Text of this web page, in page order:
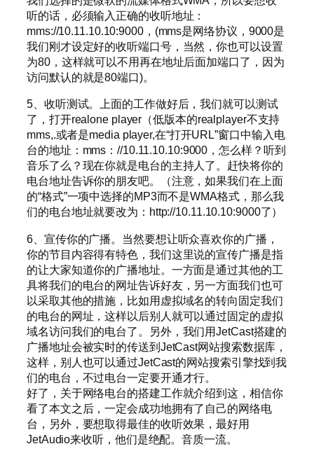
听的话，必须输入正确的收听地址：
mms://10.11.10.10:9000，(mms是网络协议，9000是
我们刚才设定好的收听端口号，当然，你也可以设置
为80，这样就可以不用再在地址后面加端口了，因为
访问默认的就是80端口)。
5、收听测试。上面的工作做好后，我们就可以测试
了，打开realone player（低版本的realplayer不支持
mms,.或者是media player,在“打开URL”窗口中输入电
台的地址：mms：//10.11.10.10:9000，怎么样？听到
音乐了么？现在你就是电台的主持人了。赶快将你的
电台地址告诉你的朋友吧。（注意，如果我们在上面
的“格式”一项中选择的MP3而不是WMA格式，那么我
们的电台地址就要改为：http://10.11.10.10:9000了）
6、宣传你的广播。当然要想让听众喜欢你的广播，
你的节目内容得有特色，我们这里说的宣传广播是指
的让大家知道你的广播地址。一方面是通过其他的工
具将我们的电台的网址告诉好友，另一方面我们也可
以采取其他的措施，比如用虚拟域名的转向固定我们
的电台的网址，这样以后别人就可以通过固定的虚拟
域名访问我们的电台了。另外，我们用JetCast搭建的
广播地址会被实时的传送到JetCast网站搜索数据库，
这样，别人也可以通过JetCast的网站搜索引擎找到我
们的电台，不过电台一定要开通才行。
好了，关于网络电台的搭建工作就介绍到这，相信你
看了本文之后，一定会成功地拥有了自己的网络电
台，另外，要想取得最佳的收听效果，最好用
JetAudio来收听，他们是绝配。音质一流。